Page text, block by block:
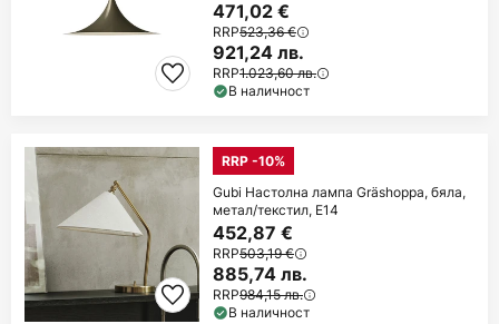
471,02 €
RRP523,36 €
921,24 лв.
RRP1.023,60 лв.
В наличност
RRP -10%
Gubi Настолна лампа Gräshoppa, бяла,
метал/текстил, E14
452,87 €
RRP503,19 €
885,74 лв.
RRP984,15 лв.
В наличност